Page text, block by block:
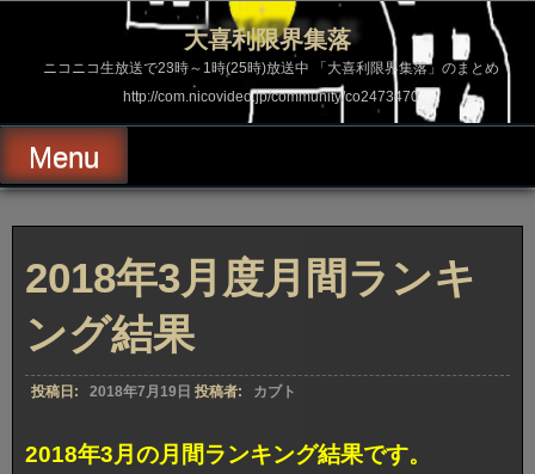
ス
ッ
プ
大喜利限界集落
ニコニコ生放送で23時～1時(25時)放送中 「大喜利限界集落」のまとめ
http://com.nicovideo.jp/community/co2473470
Menu
2018年3月度月間ランキ
ング結果
投稿日: 2018年7月19日 投稿者: カブト
2018年3月の月間ランキング結果です。